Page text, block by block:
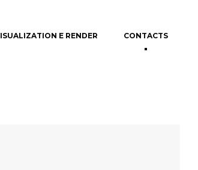
E RENDER CONTACTS